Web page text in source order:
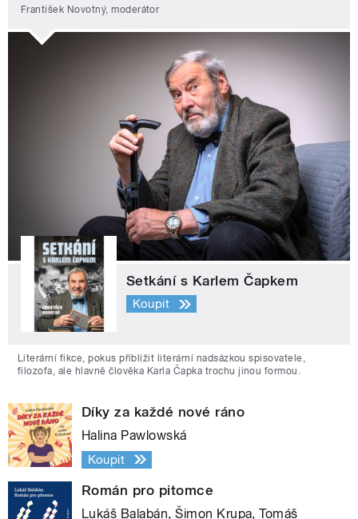
František Novotný, moderátor
Setkání s Karlem Čapkem
Koupit
Literární fikce, pokus přiblížit literární nadsázkou spisovatele,
filozofa, ale hlavně člověka Karla Čapka trochu jinou formou.
Díky za každé nové ráno
Halina Pawlowská
Koupit
Román pro pitomce
Lukáš Balabán, Šimon Krupa, Tomáš